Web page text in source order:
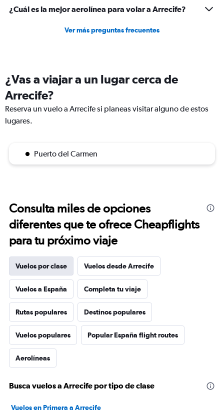
¿Cuál es la mejor aerolínea para volar a Arrecife?
Ver más preguntas frecuentes
¿Vas a viajar a un lugar cerca de
Arrecife?
Reserva un vuelo a Arrecife si planeas visitar alguno de estos
lugares.
Puerto del Carmen
Consulta miles de opciones
diferentes que te ofrece Cheapflights
para tu próximo viaje
Vuelos por clase Vuelos desde Arrecife
Vuelos a España Completa tu viaje
Rutas populares Destinos populares
Vuelos populares Popular España flight routes
Aerolíneas
Busca vuelos a Arrecife por tipo de clase
Vuelos en Primera a Arrecife